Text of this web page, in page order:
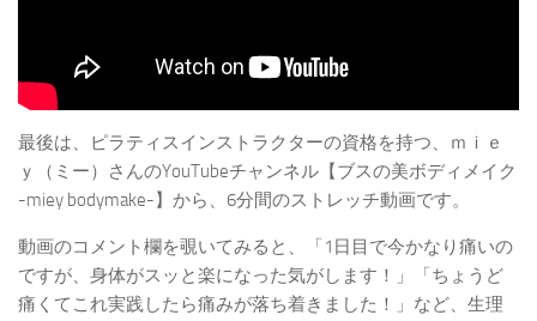
最後は、ピラティスインストラクターの資格を持つ、ｍｉｅ
ｙ（ミー）さんのYouTubeチャンネル【ブスの美ボディメイク
-miey bodymake-】から、6分間のストレッチ動画です。
動画のコメント欄を覗いてみると、「1日目で今かなり痛いの
ですが、身体がスッと楽になった気がします！」「ちょうど
痛くてこれ実践したら痛みが落ち着きました！」など、生理